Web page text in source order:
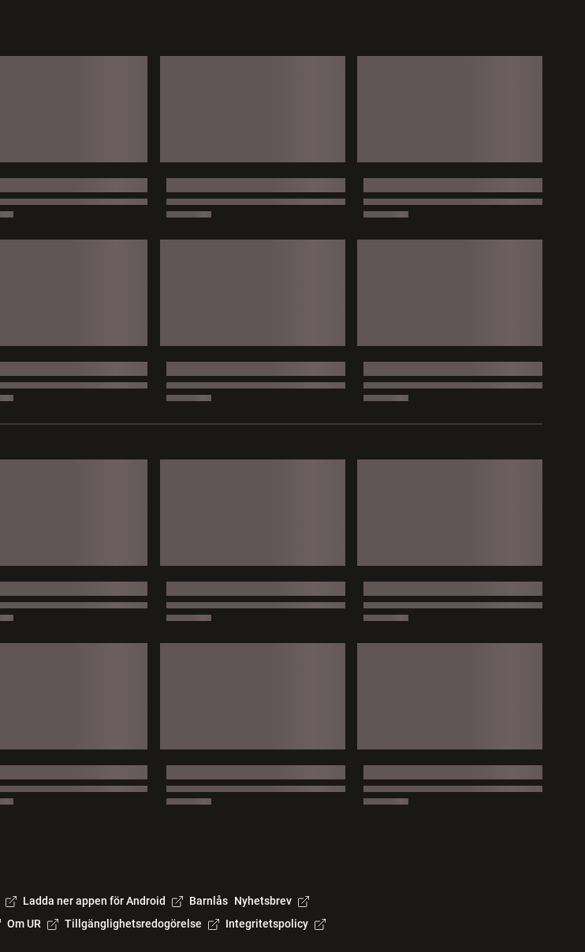
Ladda ner appen för Android Barnlås Nyhetsbrev
Om UR Tillgänglighetsredogörelse Integritetspolicy